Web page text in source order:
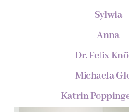
Sylwia
Anna
Dr. Felix
Michaela
Katrin